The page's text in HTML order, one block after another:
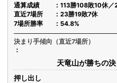
通算成績
113勝108敗10休／
直近7場所
23勝19敗7休
7場所勝率
54.8%
決まり手傾向（直近7場所）
天竜山が勝ちの決
押し出し